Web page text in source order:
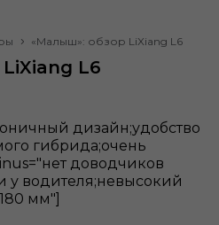
«Малыш»: обзор LiXiang L6
L6
дизайн;удобство
гибрида;очень
доводчиков
у водителя;невысокий
мм"]